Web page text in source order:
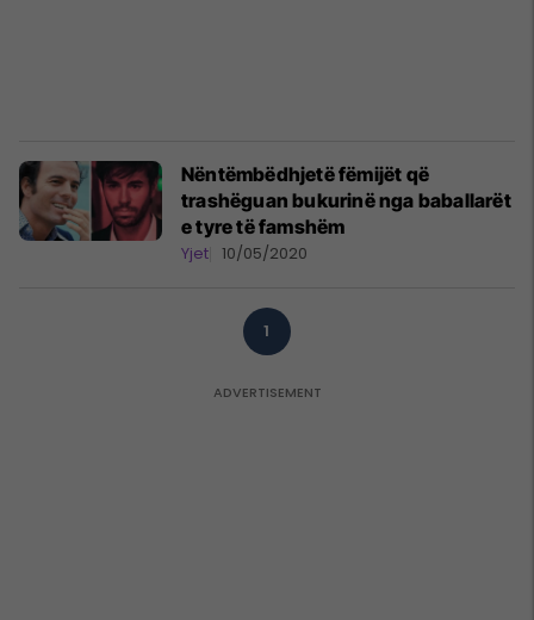
Nëntëmbëdhjetë fëmijët që
trashëguan bukurinë nga baballarët
e tyre të famshëm
Yjet 10/05/2020
1